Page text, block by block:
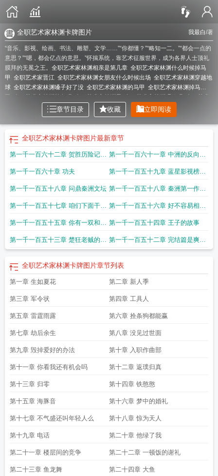
我最白/著
全职艺术家林渊卡牌图片
“音乐、影视、绘画、书法、雕塑、文学……”“你都懂？”“略知一二。”“都会一点的
意思？”“嗯，都会亿点的意思。”怀揣系统，靠艺术征服世界，成为各界人士顶礼
膜拜的无冕之王。 全职艺术家林渊相亲是第几章 全职艺术家林渊什么时候掉马
甲 全职艺术家晋江 全职艺术家林渊女朋友什么时候出场 全职艺术家林渊穿越地
球 全职艺术家林渊嗓子好了没 全职艺术家林渊的马甲 全职艺术家林渊掉马
家林渊+ 笔趣阁全职艺术家林渊在线全职艺术家林渊女朋友是谁
全职艺术家329章全职艺术家林渊是谁
全职艺术家林渊活到多少岁
了全职艺术家林渊什么时候唱歌全职艺术家林渊前世番外怎么看全职艺术家林
渊什么时候掉马全职艺术家林渊把桌子上的水倒在了绷带上是哪一章
家林渊第几章露面全职艺术家林渊住院全职艺术家林渊有几个马甲全职艺术家
林渊女朋友哪几出现全职艺术家林渊最后娶了谁全职艺术家林渊lofter全职艺
林渊的羡鱼的马甲什么时候掉
全职艺术家林渊有女朋友吗全职艺术家林渊女朋
友全职艺术家林渊有女主吗 全职艺术家林渊同人全职艺术家林渊简介
全职艺
家林渊全文完整版全职艺术家林渊在线阅读全职艺术家林渊谈恋爱了吗全职艺
章节目录 收藏 立即阅读
全职艺术家林渊卡牌图片最新章节
第一千一百六十二章 贺胜历险记打
破次元壁
第一千一百六十一章 中洲的反向操
作
第一千一百六十章 功夫 第一千一百五十九章 蓝星影视榜单
公布
第一千一百五十八章 问鼎秦洲文坛 第一千一百五十八章 秦洲第一作家
之争
第一千一百五十七章 咱们下面干点
啥好啊
第一千一百五十六章 好不容易相信
一次却输的这么彻底
第一千一百五十五章 你有一双和你
妈妈一样的眼睛
第一千一百五十四章 王子的故事
第一千一百五十三章 楚狂老贼的报 第一千一百五十二章 完结篇是爽文
全职艺术家林渊卡牌图片章节列表
第一章 生如夏花 第二章 新人季
第三章 军令状 第四章 工具人
第五章 雷霆雨露 第六章 拴条狗都能赢
第七章 劫后余生 第八章 没见过世面
第九章 毁掉爱好的办法 第十章 入职作曲部
第十一章 你看我还有机会吗 第十二章 返璞归真
第十三章 归零 第十四章 铁憨憨
第十五章 海豚音 第十六章 梦中的婚礼
第十七章 不气盛还叫年轻人么 第十八章 惊为天人
第十九章 电话 第二十章 他绿了我
第二十一章 楼层间的竞争 第二十二章 一顿饭的谢礼
第二十三章 鱼龙舞 第二十四章 大鱼